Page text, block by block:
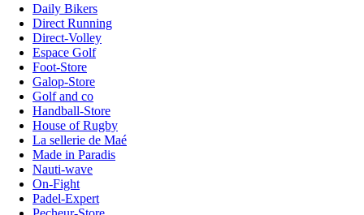
Daily Bikers
Direct Running
Direct-Volley
Espace Golf
Foot-Store
Galop-Store
Golf and co
Handball-Store
House of Rugby
La sellerie de Maé
Made in Paradis
Nauti-wave
On-Fight
Padel-Expert